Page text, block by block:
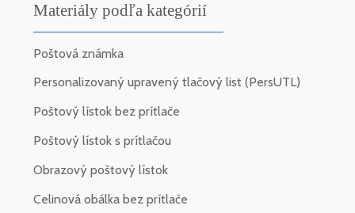
Materiály podľa kategórií
Poštová známka
Personalizovaný upravený tlačový list (PersUTL)
Poštový lístok bez prítlače
Poštový lístok s prítlačou
Obrazový poštový lístok
Celinová obálka bez prítlače